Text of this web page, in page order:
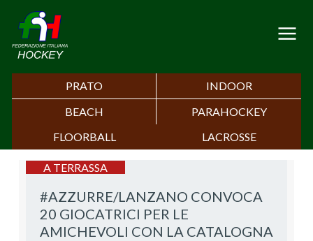
PRATO
INDOOR
BEACH
PARAHOCKEY
FLOORBALL
LACROSSE
#AZZURRE/LANZANO CONVOCA
20 GIOCATRICI PER LE
AMICHEVOLI CON LA CATALOGNA
A TERRASSA